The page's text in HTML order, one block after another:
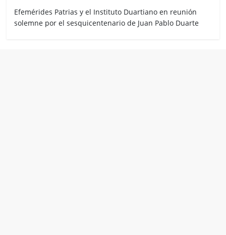
Efemérides Patrias y el Instituto Duartiano en reunión
solemne por el sesquicentenario de Juan Pablo Duarte